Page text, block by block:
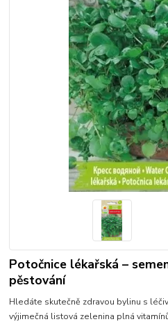
Potočnice lékařská –
pěstování
Hledáte skutečně zdravou bylinu s
výjimečná listová zelenina plná